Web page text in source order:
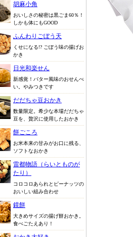
胡麻小角
おいしさの秘密は黒ごま60％！
しかも体にもGOOD
ふんわりごぼう天
くせになる!? ごぼう味の揚げお
かき
日光和楽せん
新感覚！バター風味のおせんべ
い。やみつきです
だだちゃ豆おかき
数量限定。希少な本場だだちゃ
豆を、贅沢に使用したおかき
餅ごころ
お米本来の甘みがお口に残る、
ソフトなおかき
雷都物語（らいとものが
たり）
コロコロあられとピーナッツの
おいしい組み合わせ
鏡餅
大きめサイズの揚げ餅おかき。
食べごたえあり！